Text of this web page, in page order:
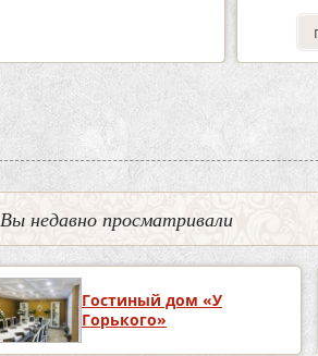
Вы недавно просматривали
Гостиный дом «У
Горького»